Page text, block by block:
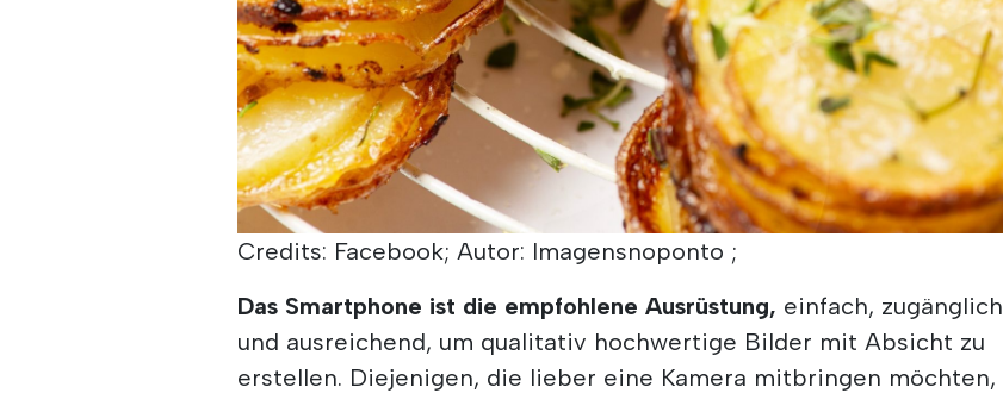
Credits: Facebook; Autor: Imagensnoponto ;
Das Smartphone ist die empfohlene Ausrüstung, einfach, zugänglich
und ausreichend, um qualitativ hochwertige Bilder mit Absicht zu
erstellen. Diejenigen, die lieber eine Kamera mitbringen möchten,